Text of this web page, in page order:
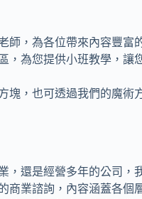
師，為各位帶來內容豐富
，為您提供小班教學，讓
塊，也可透過我們的魔術
，還是經營多年的公司，
商業諮詢，內容涵蓋各個